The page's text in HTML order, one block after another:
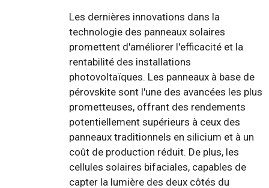
Les dernières innovations dans la
technologie des panneaux solaires
promettent d'améliorer l'efficacité et la
rentabilité des installations
photovoltaïques. Les panneaux à base de
pérovskite sont l'une des avancées les plus
prometteuses, offrant des rendements
potentiellement supérieurs à ceux des
panneaux traditionnels en silicium et à un
coût de production réduit. De plus, les
cellules solaires bifaciales, capables de
capter la lumière des deux côtés du